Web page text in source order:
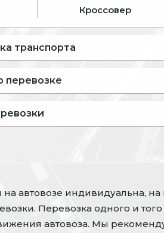
Кроссовер
транспорта
перевозке
автовозе индивидуальна,
Перевозка одного и
автовоза. Мы